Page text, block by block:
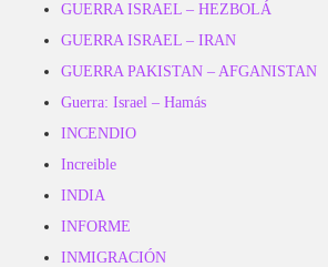
GUERRA ISRAEL – HEZBOLÁ
GUERRA ISRAEL – IRAN
GUERRA PAKISTAN – AFGANISTAN
Guerra: Israel – Hamás
INCENDIO
Increible
INDIA
INFORME
INMIGRACIÓN